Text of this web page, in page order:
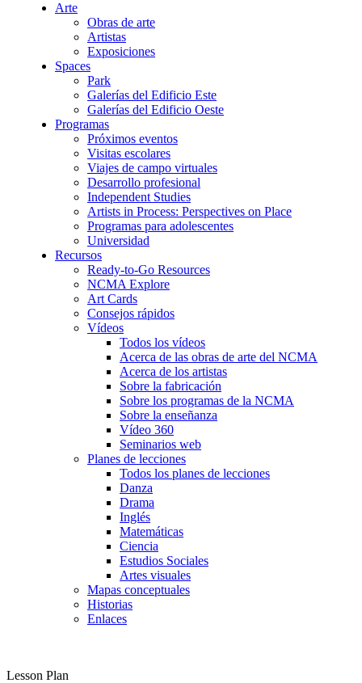
Arte
Obras de arte
Artistas
Exposiciones
Spaces
Park
Galerías del Edificio Este
Galerías del Edificio Oeste
Programas
Próximos eventos
Visitas escolares
Viajes de campo virtuales
Desarrollo profesional
Independent Studies
Artists in Process: Perspectives on Place
Programas para adolescentes
Universidad
Recursos
Ready-to-Go Resources
NCMA Explore
Art Cards
Consejos rápidos
Vídeos
Todos los vídeos
Acerca de las obras de arte del NCMA
Acerca de los artistas
Sobre la fabricación
Sobre los programas de la NCMA
Sobre la enseñanza
Vídeo 360
Seminarios web
Planes de lecciones
Todos los planes de lecciones
Danza
Drama
Inglés
Matemáticas
Ciencia
Estudios Sociales
Artes visuales
Mapas conceptuales
Historias
Enlaces
Lesson Plan